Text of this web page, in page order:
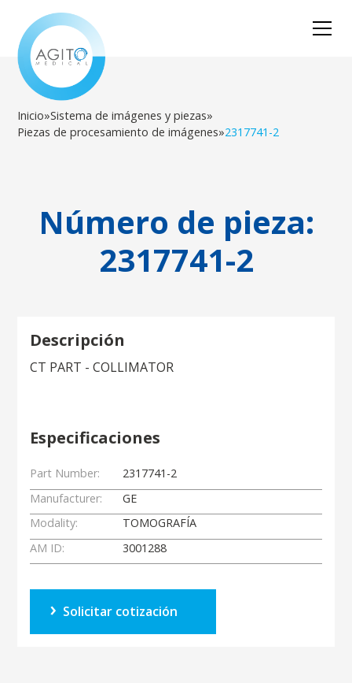
Inicio»Sistema de imágenes y piezas»
Piezas de procesamiento de imágenes»2317741-2
Número de pieza:
2317741-2
Descripción
CT PART - COLLIMATOR
Especificaciones
Part Number:
2317741-2
Manufacturer:
GE
Modality:
TOMOGRAFÍA
AM ID:
3001288
Solicitar cotización